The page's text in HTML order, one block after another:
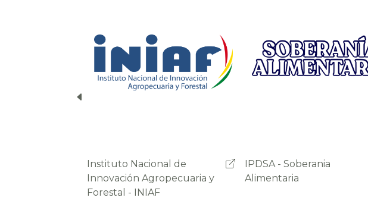
IPDSA - Soberania
Alimentaria
OAP - Observatorio
Agroambiental y